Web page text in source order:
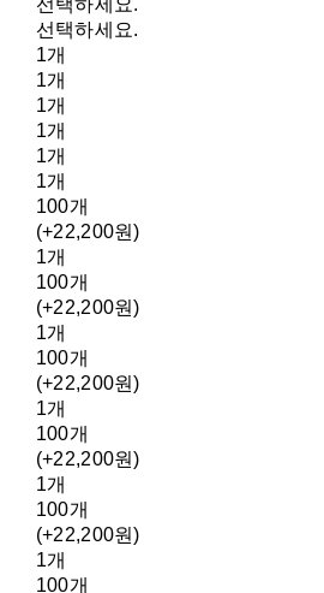
선택하세요.
선택하세요.
1개
1개
1개
1개
1개
1개
100개
(+22,200원)
1개
100개
(+22,200원)
1개
100개
(+22,200원)
1개
100개
(+22,200원)
1개
100개
(+22,200원)
1개
100개